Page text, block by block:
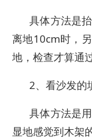
具体方法是
离地10cm时，
地，检查才算通过
2、看沙发的
具体方法是
显地感觉到木架